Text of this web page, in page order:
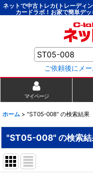
ネットで中古トレカ(トレーディ
カードラボ！お家で簡単デ
ご依頼後にメ
マイページ
ホーム > "ST05-008" の検索結果
"ST05-008" の検索